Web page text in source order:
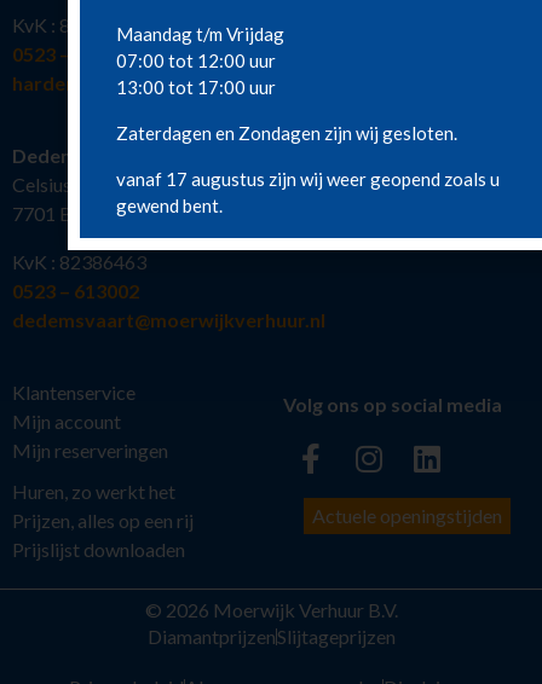
KvK : 82386463
0523 – 216 777
hardenberg@moerwijkverhuur.nl
Dedemsvaart
Celsiusstraat 19
7701 BW Dedemsvaart
KvK : 82386463
0523 – 613002
dedemsvaart@moerwijkverhuur.nl
Klantenservice
Mijn account
Mijn reserveringen
Huren, zo werkt het
Prijzen, alles op een rij
Prijslijst downloaden
Volg ons op social media
Actuele openingstijden
© 2026 Moerwijk Verhuur B.V.
DiamantprijzenSlijtageprijzen
Maandag t/m Vrijdag
07:00 tot 12:00 uur
13:00 tot 17:00 uur
Zaterdagen en Zondagen zijn wij gesloten.
vanaf 17 augustus zijn wij weer geopend zoals u
gewend bent.